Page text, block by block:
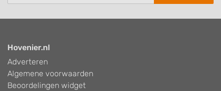
Hovenier.nl
Adverteren
Algemene voorwaarden
Beoordelingen widget